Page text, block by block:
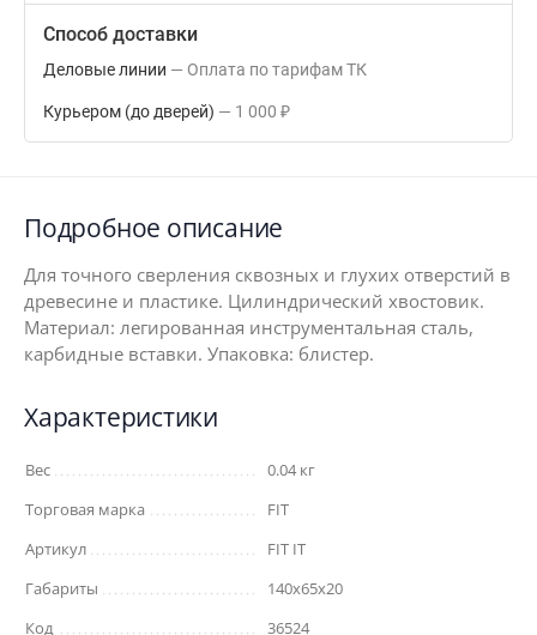
Способ доставки
Деловые линии Оплата по тарифам ТК
Курьером (до дверей) 1 000 ₽
Подробное описание
Для точного сверления сквозных и глухих отверстий в
древесине и пластике. Цилиндрический хвостовик.
Материал: легированная инструментальная сталь,
карбидные вставки. Упаковка: блистер.
Характеристики
Вес
0.04 кг
Торговая марка
FIT
Артикул
FIT IT
Габариты
140x65x20
Код
36524